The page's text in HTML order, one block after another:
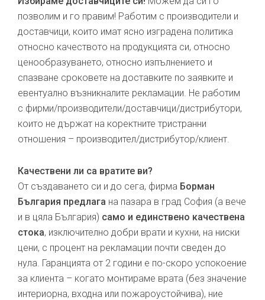
позволим и го правим! Работим с производители и
доставчици, които имат ясно изградена политика
относно качеството на продукцията си, относно
ценообразуването, относно изпълнението и
спазване сроковете на доставките по заявките и
евентуално възникналите рекламации. Не работим
с фирми/производители/доставчици/дистрибутори,
които не държат на коректните тристранни
отношения – производител/дистрибутор/клиент.
Качествени ли са вратите ви?
От създаването си и до сега, фирма Борман
България предлага на пазара в град София (а вече
и в цяла България) само и единствено качествена
стока, изключително добри врати и кухни, на ниски
цени, с процент на рекламации почти сведен до
нула. Гаранцията от 2 години е по-скоро успокоение
за клиента – когато монтираме врата (без значение
интериорна, входна или пожароустойчива), ние